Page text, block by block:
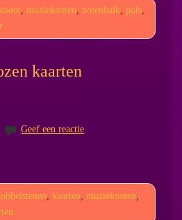
, muzieknoten, notenbalk, pols,
kaarten
Geef een reactie
kaarten muzieknoten